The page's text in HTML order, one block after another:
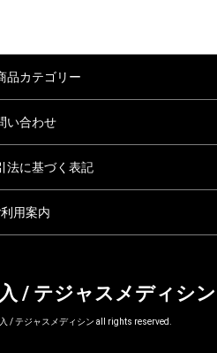
品カテゴリー
い合わせ
法に基づく表記
用案内
/ テジャスメディシン
/ テジャスメディシン all rights reserved.